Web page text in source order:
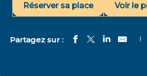
Réserver sa place Voir le